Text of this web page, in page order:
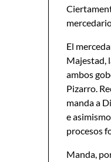
El
Majestad,
ambos
Pizarro.
manda a
e
procesos
Manda,